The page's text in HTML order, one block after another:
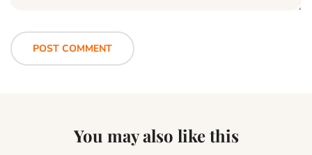
You may also like this